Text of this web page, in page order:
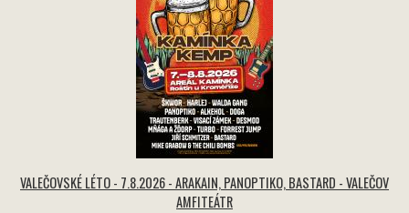
VALEČOVSKÉ LÉTO - 7.8.2026 - ARAKAIN, PANOPTIKO, BASTARD - VALEČOV
AMFITEÁTR